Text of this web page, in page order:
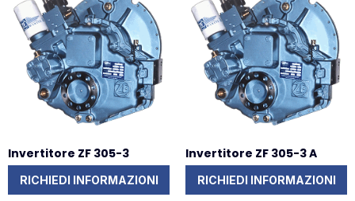
Invertitore ZF 305-3
RICHIEDI INFORMAZIONI
Invertitore ZF 305-3 A
RICHIEDI INFORMAZIONI